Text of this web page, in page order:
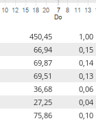
450,45 1,00
66,94 0,15
69,87 0,14
69,51 0,13
36,68 0,06
27,25 0,04
75,86 0,10